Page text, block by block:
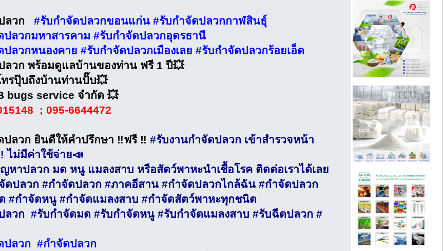
ลวก
#รับกำจัดปลวกขอนแก่น #รับกำจัดปลวกกาฬสินธุ์
ปลวกมหาสารคาม #รับกำจัดปลวกอุดรธานี
ปลวกหนองคาย #รับกำจัดปลวกเมืองเลย #รับกำจัดปลวกร้อยเอ็ด
ลวก พร้อมดูแลบ้านของท่าน ฟรี 1 ปี💥
รปุ๊บถึงบ้านท่านปั๊บ💥
bugs service จำกัด 💥
; 095-6644472
ปลวก ยินดีให้คำปรึกษา ‼️ฟรี ‼️ #รับงานกำจัดปลวก เข้าสำรวจหน้า
ไม่มีค่าใช้จ่าย📣
หาปลวก มด หนู แมลงสาบ หรือสัตว์พาหะนำเชื้อโรค ติดต่อเราได้เลย
ดปลวก #กำจัดปลวก #ภาคอีสาน #กำจัดปลวกไกล้ฉัน #กำจัดปลวก
#กำจัดหนู #กำจัดแมลงสาบ #กำจัดสัตว์พาหะทุกชนิด
ลวก #รับกำจัดมด #รับกำจัดหนู #รับกำจัดแมลงสาบ #รับฉีดปลวก #
ปลวก #กำจัดปลวก